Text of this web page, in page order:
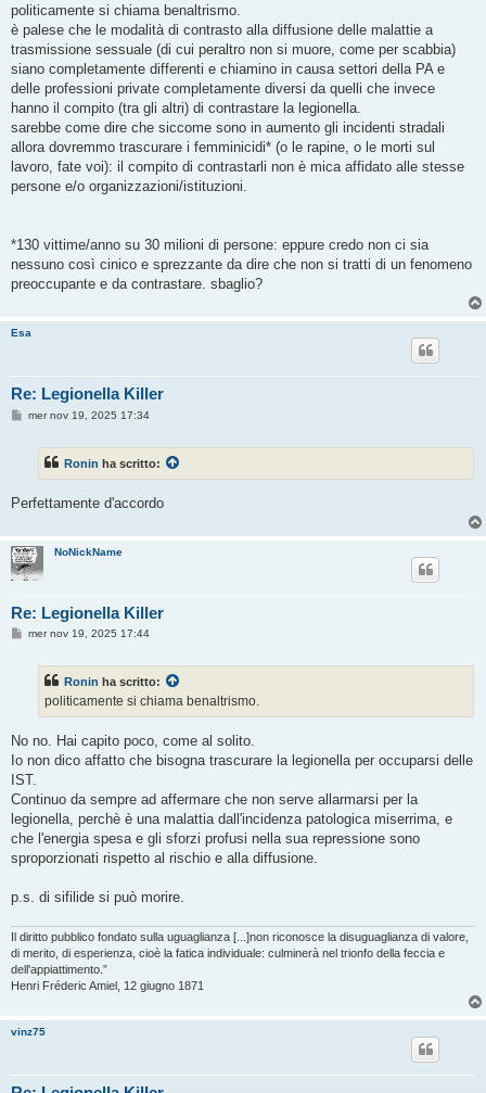
s
a
g
i
o
politicamente si chiama benaltrismo.
è palese che le modalità di contrasto alla diffusione delle malattie a
trasmissione sessuale (di cui peraltro non si muore, come per scabbia)
siano completamente differenti e chiamino in causa settori della PA e
delle professioni private completamente diversi da quelli che invece
hanno il compito (tra gli altri) di contrastare la legionella.
sarebbe come dire che siccome sono in aumento gli incidenti stradali
allora dovremmo trascurare i femminicidi* (o le rapine, o le morti sul
lavoro, fate voi): il compito di contrastarli non è mica affidato alle stesse
persone e/o organizzazioni/istituzioni.
*130 vittime/anno su 30 milioni di persone: eppure credo non ci sia
nessuno così cinico e sprezzante da dire che non si tratti di un fenomeno
preoccupante e da contrastare. sbaglio?
Esa
Re: Legionella Killer
M
i
mer nov 19, 2025 17:34
Ronin ha scritto:
Perfettamente d'accordo
NoNickName
Re: Legionella Killer
M
o
mer nov 19, 2025 17:44
Ronin ha scritto:
politicamente si chiama benaltrismo.
No no. Hai capito poco, come al solito.
Io non dico affatto che bisogna trascurare la legionella per occuparsi delle
IST.
Continuo da sempre ad affermare che non serve allarmarsi per la
legionella, perchè è una malattia dall'incidenza patologica miserrima, e
che l'energia spesa e gli sforzi profusi nella sua repressione sono
sproporzionati rispetto al rischio e alla diffusione.
p.s. di sifilide si può morire.
Il diritto pubblico fondato sulla uguaglianza [...]non riconosce la disuguaglianza di valore,
di merito, di esperienza, cioè la fatica individuale: culminerà nel trionfo della feccia e
dell'appiattimento.”
Henri Fréderic Amiel, 12 giugno 1871
vinz75